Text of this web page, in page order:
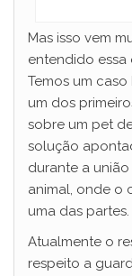
Mas isso vem
entendido essa
Temos um
um dos
sobre um pet
solução
durante a
animal, onde o
uma das partes.
Atualmente o
respeito a